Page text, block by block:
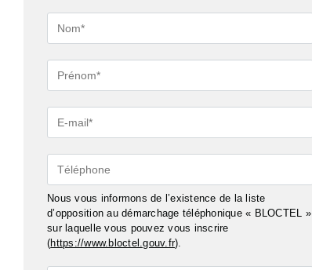
Nom*
Prénom*
E-
mail*
Téléphone
Nous vous informons de l’existence de la liste
d’opposition au démarchage téléphonique « BLOCTEL »
sur laquelle vous pouvez vous inscrire
(https://www.bloctel.gouv.fr).